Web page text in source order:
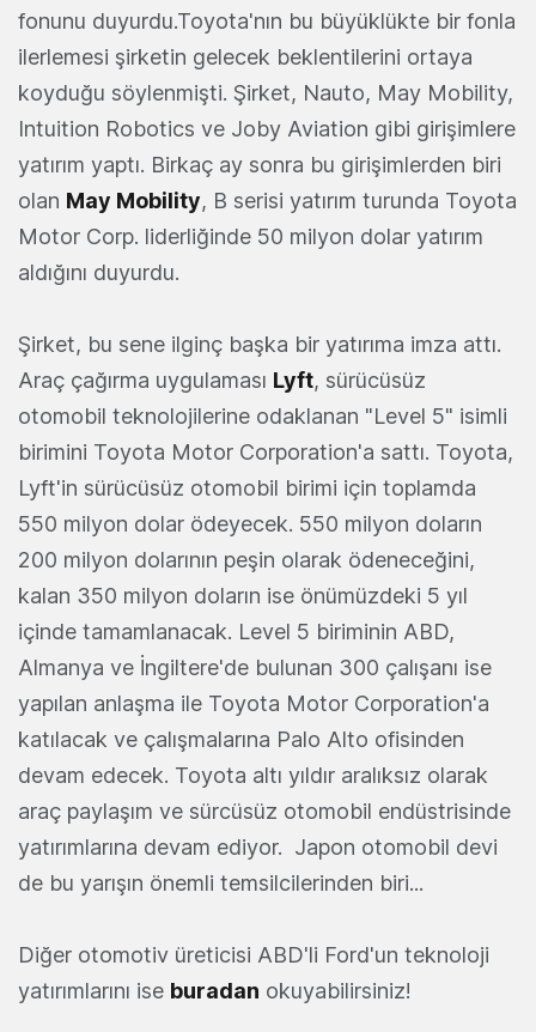
fonunu duyurdu.Toyota'nın bu büyüklükte bir fonla
ilerlemesi şirketin gelecek beklentilerini ortaya
koyduğu söylenmişti. Şirket, Nauto, May Mobility,
Intuition Robotics ve Joby Aviation gibi girişimlere
yatırım yaptı. Birkaç ay sonra bu girişimlerden biri
olan May Mobility, B serisi yatırım turunda Toyota
Motor Corp. liderliğinde 50 milyon dolar yatırım
aldığını duyurdu.
Şirket, bu sene ilginç başka bir yatırıma imza attı.
Araç çağırma uygulaması Lyft, sürücüsüz
otomobil teknolojilerine odaklanan "Level 5" isimli
birimini Toyota Motor Corporation'a sattı. Toyota,
Lyft'in sürücüsüz otomobil birimi için toplamda
550 milyon dolar ödeyecek. 550 milyon doların
200 milyon dolarının peşin olarak ödeneceğini,
kalan 350 milyon doların ise önümüzdeki 5 yıl
içinde tamamlanacak. Level 5 biriminin ABD,
Almanya ve İngiltere'de bulunan 300 çalışanı ise
yapılan anlaşma ile Toyota Motor Corporation'a
katılacak ve çalışmalarına Palo Alto ofisinden
devam edecek. Toyota altı yıldır aralıksız olarak
araç paylaşım ve sürcüsüz otomobil endüstrisinde
yatırımlarına devam ediyor. Japon otomobil devi
de bu yarışın önemli temsilcilerinden biri...
Diğer otomotiv üreticisi ABD'li Ford'un teknoloji
yatırımlarını ise buradan okuyabilirsiniz!